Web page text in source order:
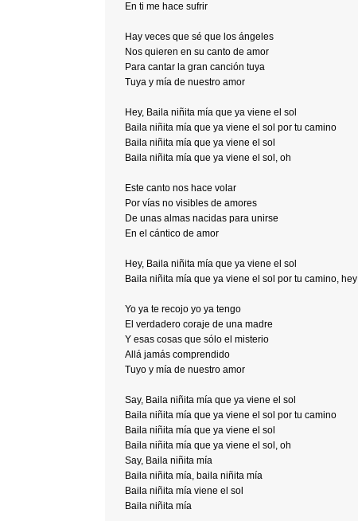
En ti me hace sufrir
Hay veces que sé que los ángeles
Nos quieren en su canto de amor
Para cantar la gran canción tuya
Tuya y mía de nuestro amor
Hey, Baila niñita mía que ya viene el sol
Baila niñita mía que ya viene el sol por tu camino
Baila niñita mía que ya viene el sol
Baila niñita mía que ya viene el sol, oh
Este canto nos hace volar
Por vías no visibles de amores
De unas almas nacidas para unirse
En el cántico de amor
Hey, Baila niñita mía que ya viene el sol
Baila niñita mía que ya viene el sol por tu camino, hey
Yo ya te recojo yo ya tengo
El verdadero coraje de una madre
Y esas cosas que sólo el misterio
Allá jamás comprendido
Tuyo y mía de nuestro amor
Say, Baila niñita mía que ya viene el sol
Baila niñita mía que ya viene el sol por tu camino
Baila niñita mía que ya viene el sol
Baila niñita mía que ya viene el sol, oh
Say, Baila niñita mía
Baila niñita mía, baila niñita mía
Baila niñita mía viene el sol
Baila niñita mía